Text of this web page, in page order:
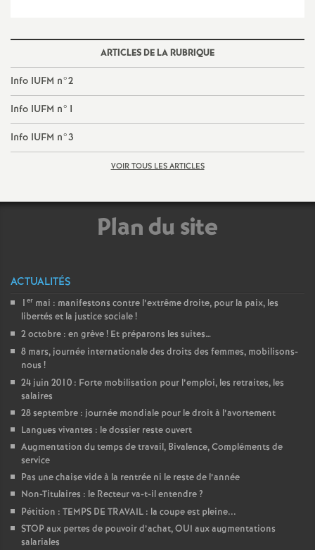
r
é
O
r
l
n
s
T
o
u
r
s
ARTICLES DE LA RUBRIQUE
Info IUFM n°2
Info IUFM n°1
Info IUFM n°3
VOIR TOUS LES ARTICLES
Plan du site
ACTUALITÉS
1 er mai : manifestons contre l’extrême droite, pour la paix, les
libertés et la justice sociale!
2 octobre : en grève! Et préparons les suites…
8 mars, journée internationale des droits des femmes, mobilisons-
nous !
24 juin 2010 : Forte mobilisation pour l’emploi, les retraites, les
salaires
28 septembre : journée mondiale pour le droit à l’avortement
Langues vivantes : le dossier reste ouvert
Augmentation du temps de travail, Bivalence, Compléments de
service
Pas une chaise vide à la rentrée ni le reste de l’année
Non-Titulaires : le Recteur va-t-il entendre?
Pétition : TEMPS DE TRAVAIL : la coupe est pleine...
STOP aux pertes de pouvoir d’achat, OUI aux augmentations
salariales